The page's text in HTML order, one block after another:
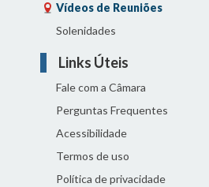
Vídeos de Reuniões
Solenidades
Links Úteis
Fale com a Câmara
Perguntas Frequentes
Acessibilidade
Termos de uso
Política de privacidade